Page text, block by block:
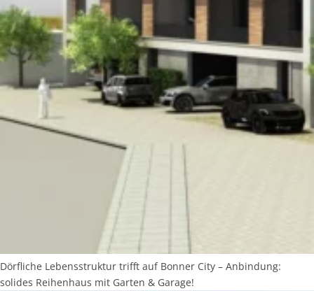
Dörfliche Lebensstruktur trifft auf Bonner City – Anbindung:
solides Reihenhaus mit Garten & Garage!